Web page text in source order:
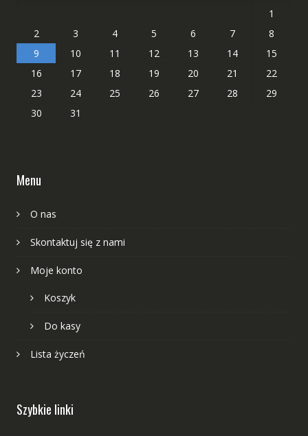
1
2
3 4 5 6 7
8
9
10 11 12 13 14
15
16
17 18 19 20 21
22
23
24 25 26 27 28
29
30
31
Menu
O nas
Skontaktuj się z nami
Moje konto
Koszyk
Do kasy
Lista życzeń
Szybkie linki